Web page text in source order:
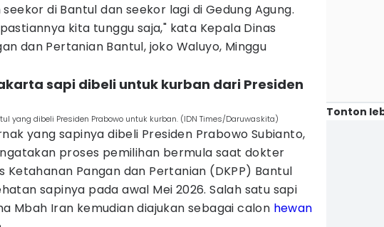
di Bantul dan seekor lagi di Gedung Agung.
kita tunggu saja," kata Kepala Dinas
dan Pertanian Bantul, joko Waluyo, Minggu
sapi dibeli untuk kurban dari Presiden
yang dibeli Presiden Prabowo untuk kurban. (IDN Times/Daruwaskita)
yang sapinya dibeli Presiden Prabowo Subianto,
proses pemilihan bermula saat dokter
Ketahanan Pangan dan Pertanian (DKPP) Bantul
sapinya pada awal Mei 2026. Salah satu sapi
Mbah Iran kemudian diajukan sebagai calon hewan
Tonton